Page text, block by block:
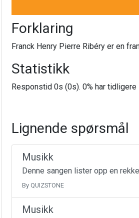
Forklaring
Franck Henry Pierre Ribéry er en
Statistikk
Responstid 0s (0s). 0% har
Lignende spørsmål
Musikk
Denne sangen lister opp en
By QUIZSTONE
Musikk